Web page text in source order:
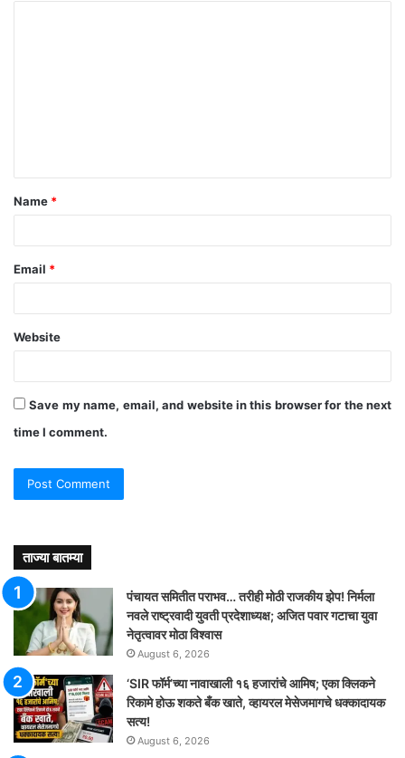
t
*
Name *
Email *
Website
Save my name, email, and website in this browser for the next
time I comment.
ताज्या बातम्या
पंचायत समितीत पराभव… तरीही मोठी राजकीय झेप! निर्मला
नवले राष्ट्रवादी युवती प्रदेशाध्यक्ष; अजित पवार गटाचा युवा
नेतृत्वावर मोठा विश्वास
August 6, 2026
‘SIR फॉर्म’च्या नावाखाली १६ हजारांचे आमिष; एका क्लिकने
रिकामे होऊ शकते बँक खाते, व्हायरल मेसेजमागचे धक्कादायक
सत्य!
August 6, 2026